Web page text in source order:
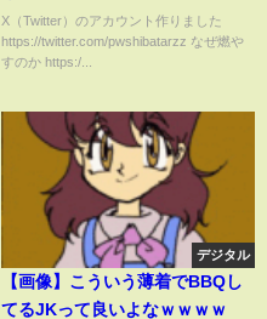
X（Twitter）のアカウント作りました
https://twitter.com/pwshibatarzz なぜ燃や
すのか https:/...
デジタル
【画像】こういう薄着でBBQし
てるJKって良いよなｗｗｗｗ